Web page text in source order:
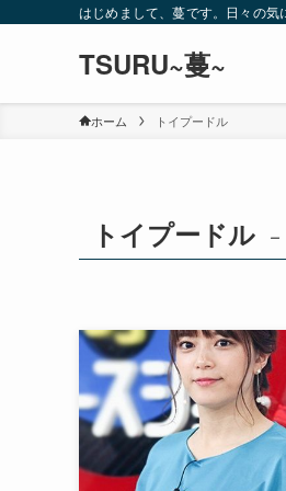
はじめまして、蔓です。日々の気
TSURU~蔓~
ホーム トイプードル
トイプードル –